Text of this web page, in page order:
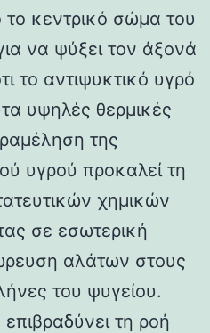
κεντρικό σώμα του
να ψύξει τον άξονά
το αντιψυκτικό υγρό
υψηλές θερμικές
της
υγρού προκαλεί τη
χημικών
σε εσωτερική
αλάτων στους
του ψυγείου.
τη ροή